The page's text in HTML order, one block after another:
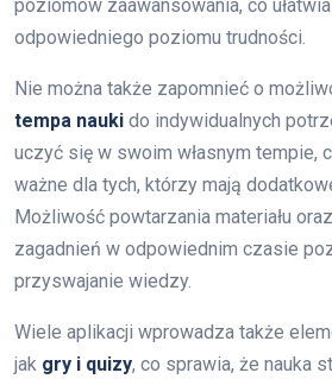
poziomów zaawansowania, co
odpowiedniego poziomu trudności.
Nie można także zapomnieć o
tempa nauki do indywidualnych
uczyć się w swoim własnym tempie,
ważne dla tych, którzy mają
Możliwość powtarzania materiału
zagadnień w odpowiednim czasie
przyswajanie wiedzy.
Wiele aplikacji wprowadza także
jak gry i quizy, co sprawia, że nauka